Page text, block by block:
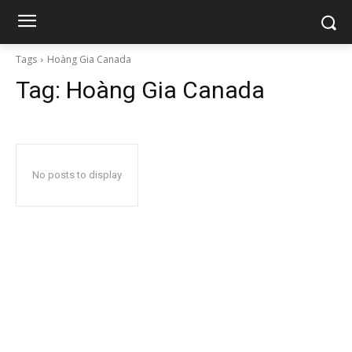
Tags Hoàng Gia Canada
Tag: Hoàng Gia Canada
No posts to display